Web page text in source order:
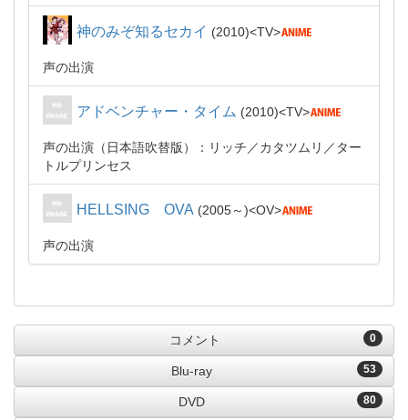
神のみぞ知るセカイ 2010 TV
声の出演
アドベンチャー・タイム 2010 TV
声の出演（日本語吹替版）：リッチ／カタツムリ／ター
トルプリンセス
HELLSING OVA 2005～ OV
声の出演
0
コメント
53
Blu-ray
80
DVD